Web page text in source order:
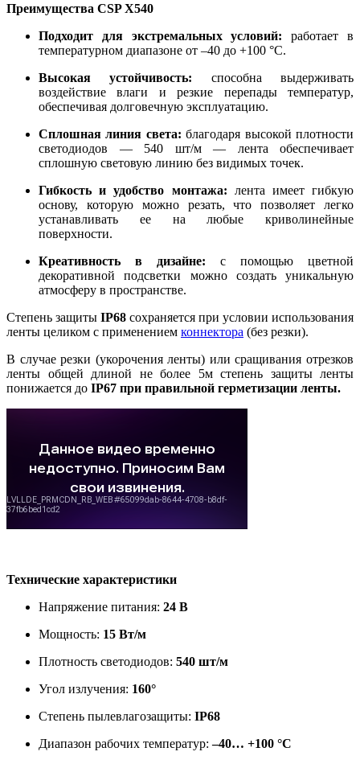
Преимущества CSP X540
Подходит для экстремальных условий: работает в
температурном диапазоне от –40 до +100 °C.
Высокая устойчивость: способна выдерживать
воздействие влаги и резкие перепады температур,
обеспечивая долговечную эксплуатацию.
Сплошная линия света: благодаря высокой плотности
светодиодов — 540 шт/м — лента обеспечивает
сплошную световую линию без видимых точек.
Гибкость и удобство монтажа: лента имеет гибкую
основу, которую можно резать, что позволяет легко
устанавливать ее на любые криволинейные
поверхности.
Креативность в дизайне: с помощью цветной
декоративной подсветки можно создать уникальную
атмосферу в пространстве.
Степень защиты IP68 сохраняется при условии использования
ленты целиком с применением коннектора (без резки).
В случае резки (укорочения ленты) или сращивания отрезков
ленты общей длиной не более 5м степень защиты ленты
понижается до IP67 при правильной герметизации ленты.
Технические характеристики
Напряжение питания: 24 В
Мощность: 15 Вт/м
Плотность светодиодов: 540 шт/м
Угол излучения: 160°
Степень пылевлагозащиты: IP68
Диапазон рабочих температур:–40… +100 °C